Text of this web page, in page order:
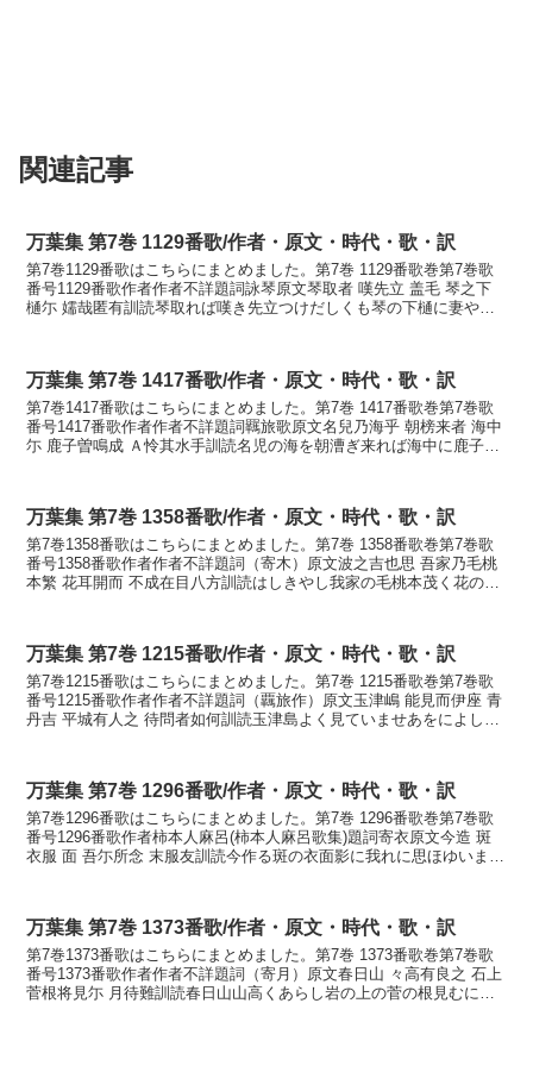
関連記事
万葉集 第7巻 1129番歌/作者・原文・時代・歌・訳
第7巻1129番歌はこちらにまとめました。第7巻 1129番歌巻第7巻歌
番号1129番歌作者作者不詳題詞詠琴原文琴取者 嘆先立 盖毛 琴之下
樋尓 嬬哉匿有訓読琴取れば嘆き先立つけだしくも琴の下樋に妻や隠
万葉集 第7巻 1417番歌/作者・原文・時代・歌・訳
第7巻1417番歌はこちらにまとめました。第7巻 1417番歌巻第7巻歌
番号1417番歌作者作者不詳題詞羈旅歌原文名兒乃海乎 朝榜来者 海中
尓 鹿子曽鳴成 Ａ怜其水手訓読名児の海を朝漕ぎ来れば海中に鹿子ぞ
万葉集 第7巻 1358番歌/作者・原文・時代・歌・訳
第7巻1358番歌はこちらにまとめました。第7巻 1358番歌巻第7巻歌
番号1358番歌作者作者不詳題詞（寄木）原文波之吉也思 吾家乃毛桃
本繁 花耳開而 不成在目八方訓読はしきやし我家の毛桃本茂く花のみ
万葉集 第7巻 1215番歌/作者・原文・時代・歌・訳
第7巻1215番歌はこちらにまとめました。第7巻 1215番歌巻第7巻歌
番号1215番歌作者作者不詳題詞（覊旅作）原文玉津嶋 能見而伊座 青
丹吉 平城有人之 待問者如何訓読玉津島よく見ていませあをによし奈
万葉集 第7巻 1296番歌/作者・原文・時代・歌・訳
第7巻1296番歌はこちらにまとめました。第7巻 1296番歌巻第7巻歌
番号1296番歌作者柿本人麻呂(柿本人麻呂歌集)題詞寄衣原文今造 斑
衣服 面 吾尓所念 末服友訓読今作る斑の衣面影に我れに思ほゆいまだ
万葉集 第7巻 1373番歌/作者・原文・時代・歌・訳
第7巻1373番歌はこちらにまとめました。第7巻 1373番歌巻第7巻歌
番号1373番歌作者作者不詳題詞（寄月）原文春日山 々高有良之 石上
菅根将見尓 月待難訓読春日山山高くあらし岩の上の菅の根見むに月